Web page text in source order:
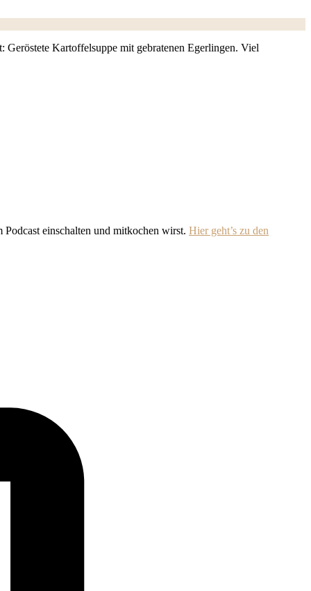
Kartoffelsuppe mit gebratenen Egerlingen. Viel
einschalten und mitkochen wirst. Hier geht’s zu den